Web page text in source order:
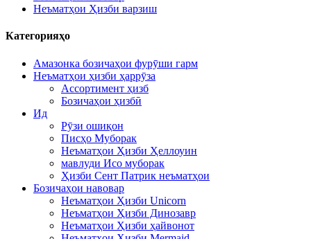
Неъматҳои Ҳизби варзиш
Категорияҳо
Амазонка бозичаҳои фурӯши гарм
Неъматҳои ҳизби ҳаррӯза
Ассортимент ҳизб
Бозичаҳои ҳизбӣ
Ид
Рӯзи ошиқон
Писҳо Муборак
Неъматҳои Ҳизби Ҳеллоуин
мавлуди Исо муборак
Ҳизби Сент Патрик неъматҳои
Бозичаҳои навовар
Неъматҳои Ҳизби Unicorn
Неъматҳои Ҳизби Динозавр
Неъматҳои Ҳизби ҳайвонот